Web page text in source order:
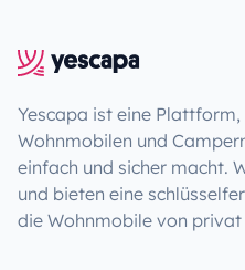
Yescapa ist eine
Wohnmobilen und
einfach und sicher macht.
und bieten eine
die Wohnmobile von